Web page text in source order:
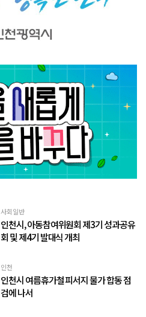
사회일반
인천시, 아동참여위원회 제3기 성과공유
회 및 제4기 발대식 개최
인천
인천시 여름휴가철 피서지 물가 합동 점
검에 나서